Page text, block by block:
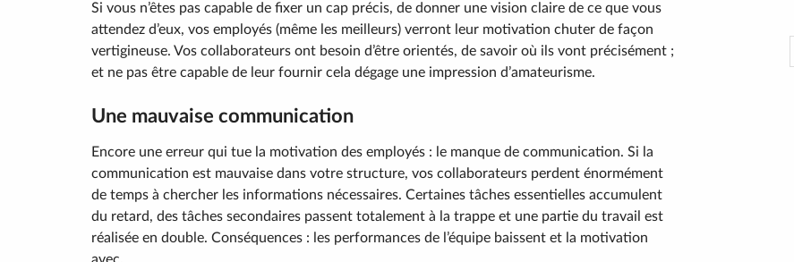
Si vous n’êtes pas capable de fixer un cap précis, de donner une vision claire de ce que vous
attendez d’eux, vos employés (même les meilleurs) verront leur motivation chuter de façon
vertigineuse. Vos collaborateurs ont besoin d’être orientés, de savoir où ils vont précisément ;
et ne pas être capable de leur fournir cela dégage une impression d’amateurisme.
Une mauvaise communication
Encore une erreur qui tue la motivation des employés : le manque de communication. Si la
communication est mauvaise dans votre structure, vos collaborateurs perdent énormément
de temps à chercher les informations nécessaires. Certaines tâches essentielles accumulent
du retard, des tâches secondaires passent totalement à la trappe et une partie du travail est
réalisée en double. Conséquences : les performances de l’équipe baissent et la motivation